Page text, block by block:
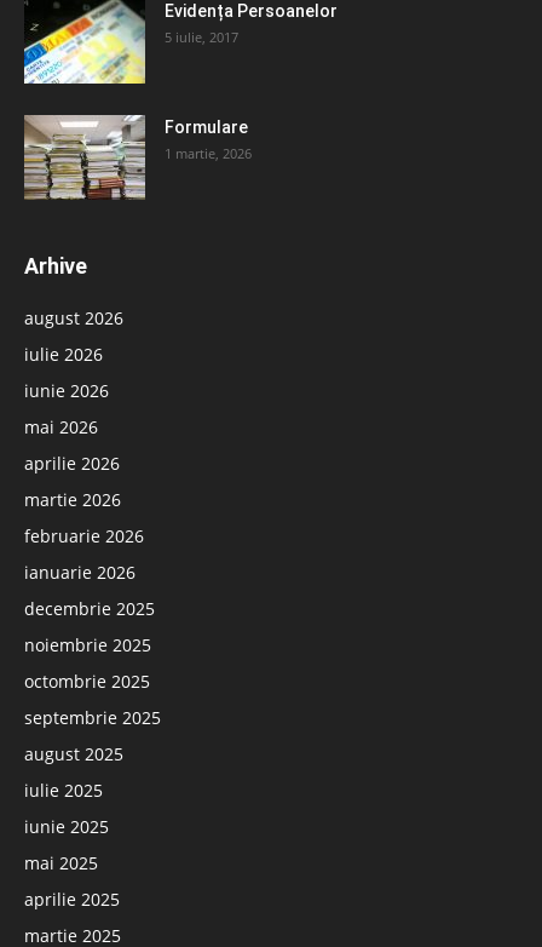
Evidența Persoanelor
5 iulie, 2017
Formulare
1 martie, 2026
Arhive
august 2026
iulie 2026
iunie 2026
mai 2026
aprilie 2026
martie 2026
februarie 2026
ianuarie 2026
decembrie 2025
noiembrie 2025
octombrie 2025
septembrie 2025
august 2025
iulie 2025
iunie 2025
mai 2025
aprilie 2025
martie 2025